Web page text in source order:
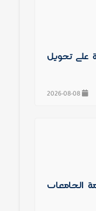
على تحويل
2026-08-08
الجامعات